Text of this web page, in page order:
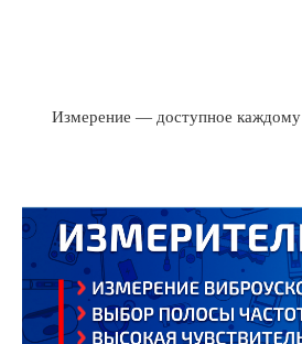
Измерение — доступное каждому